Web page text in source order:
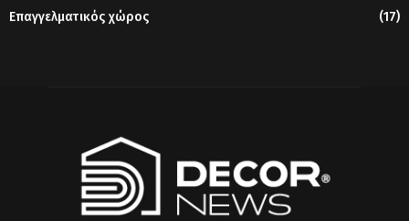
Επαγγελματικός χώρος
(17)